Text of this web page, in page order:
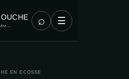
… ⌕ ☰
EN ECOSSE